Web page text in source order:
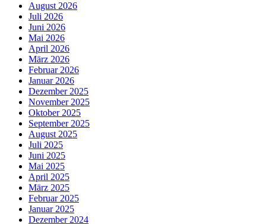
August 2026
Juli 2026
Juni 2026
Mai 2026
April 2026
März 2026
Februar 2026
Januar 2026
Dezember 2025
November 2025
Oktober 2025
September 2025
August 2025
Juli 2025
Juni 2025
Mai 2025
April 2025
März 2025
Februar 2025
Januar 2025
Dezember 2024